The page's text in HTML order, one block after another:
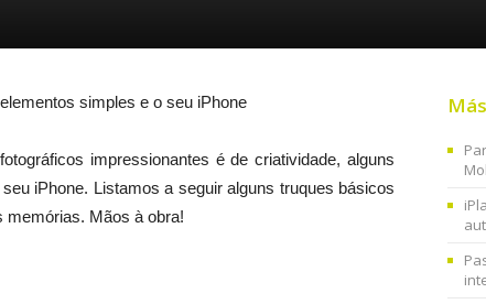
simples e o seu iPhone
impressionantes é de criatividade, alguns
iPhone. Listamos a seguir alguns truques básicos
memórias. Mãos à obra!